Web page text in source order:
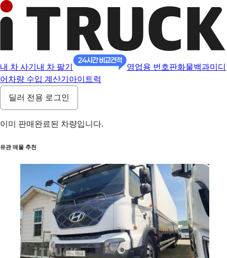
내 차 사기 내 차 팔기 영업용 번호판화물백과미디
어 차량 수입 계산기 아이트럭
딜러 전용 로그인
이미 판매완료된 차량입니다.
유관 매물 추천